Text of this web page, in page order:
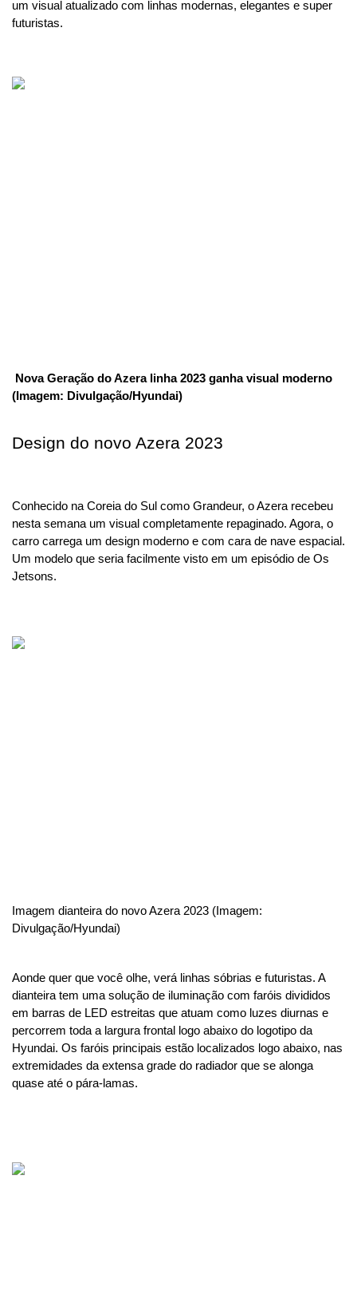
um visual atualizado com linhas modernas, elegantes e super
futuristas.
Nova Geração do Azera linha 2023 ganha visual moderno
(Imagem: Divulgação/Hyundai)
Design do novo Azera 2023
Conhecido na Coreia do Sul como Grandeur, o Azera recebeu
nesta semana um visual completamente repaginado. Agora, o
carro carrega um design moderno e com cara de nave espacial.
Um modelo que seria facilmente visto em um episódio de Os
Jetsons.
Imagem dianteira do novo Azera 2023 (Imagem:
Divulgação/Hyundai)
Aonde quer que você olhe, verá linhas sóbrias e futuristas. A
dianteira tem uma solução de iluminação com faróis divididos
em barras de LED estreitas que atuam como luzes diurnas e
percorrem toda a largura frontal logo abaixo do logotipo da
Hyundai. Os faróis principais estão localizados logo abaixo, nas
extremidades da extensa grade do radiador que se alonga
quase até o pára-lamas.